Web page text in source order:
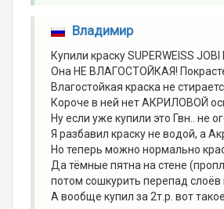
Владимир
Купили краску SUPERWEISS
Она НЕ ВЛАГОСТОЙКАЯ! Покрасте
Влагостойкая краска не
Короче в ней нет АКРИЛОВОЙ
Ну если уже купили это Гвн.. не
Я разбавил краску не водой, а
Но теперь можно нормально
Да тёмные пятна на стене
потом сошкурить перепад слоёв
А вообще купил за 2т.р. вот